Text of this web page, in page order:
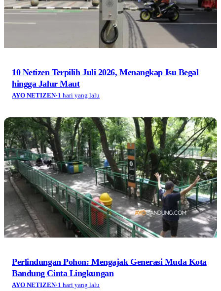
10 Netizen Terpilih Juli 2026, Menangkap Isu Begal
hingga Jalur Maut
AYO NETIZEN·1 hari yang lalu
Perlindungan Pohon: Mengajak Generasi Muda Kota
Bandung Cinta Lingkungan
AYO NETIZEN·1 hari yang lalu